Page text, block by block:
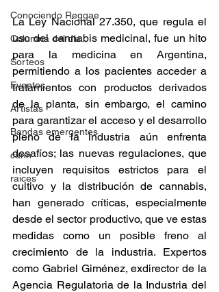
Conociendo Reggae
Columna del día
Sorteos
Eventos
Artistas
Bandas emergentes
cann
raices
La Ley Nacional 27.350, que regula el
uso del cannabis medicinal, fue un hito
para la medicina en Argentina,
permitiendo a los pacientes acceder a
tratamientos con productos derivados
de la planta, sin embargo, el camino
para garantizar el acceso y el desarrollo
pleno de la industria aún enfrenta
desafíos; las nuevas regulaciones, que
incluyen requisitos estrictos para el
cultivo y la distribución de cannabis,
han generado críticas, especialmente
desde el sector productivo, que ve estas
medidas como un posible freno al
crecimiento de la industria. Expertos
como Gabriel Giménez, exdirector de la
Agencia Regulatoria de la Industria del